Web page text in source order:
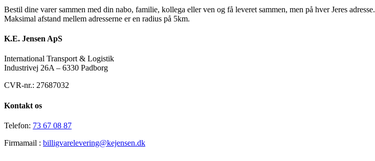
Bestil dine varer sammen med din nabo, familie, kollega eller ven og få leveret sammen, men på hver Jeres adresse.
Maksimal afstand mellem adresserne er en radius på 5km.
K.E. Jensen ApS
International Transport & Logistik
Industrivej 26A – 6330 Padborg
CVR-nr.: 27687032
Kontakt os
Telefon: 73 67 08 87
Firmamail : billigvarelevering@kejensen.dk